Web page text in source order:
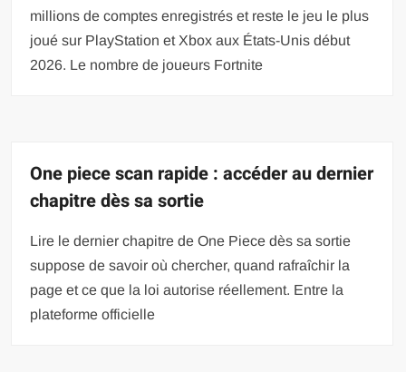
millions de comptes enregistrés et reste le jeu le plus
joué sur PlayStation et Xbox aux États-Unis début
2026. Le nombre de joueurs Fortnite
One piece scan rapide : accéder au dernier
chapitre dès sa sortie
Lire le dernier chapitre de One Piece dès sa sortie
suppose de savoir où chercher, quand rafraîchir la
page et ce que la loi autorise réellement. Entre la
plateforme officielle